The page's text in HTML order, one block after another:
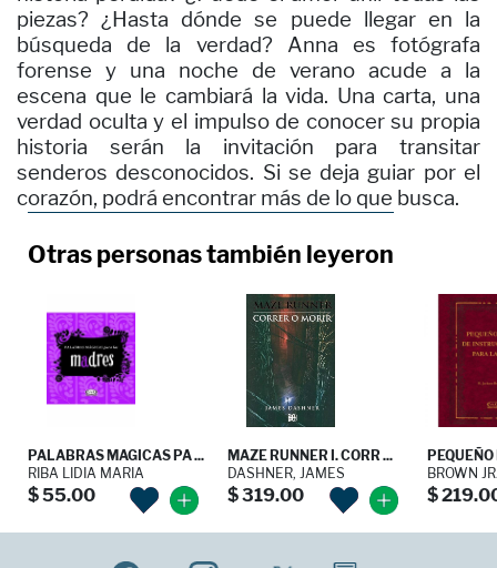
piezas? ¿Hasta dónde se puede llegar en la
búsqueda de la verdad? Anna es fotógrafa
forense y una noche de verano acude a la
escena que le cambiará la vida. Una carta, una
verdad oculta y el impulso de conocer su propia
historia serán la invitación para transitar
senderos desconocidos. Si se deja guiar por el
corazón, podrá encontrar más de lo que busca.
Otras personas también leyeron
PALABRAS MAGICAS PA ...
RIBA LIDIA MARIA
$ 55.00
MAZE RUNNER I. CORR ...
DASHNER, JAMES
$ 319.00
BROWN
$